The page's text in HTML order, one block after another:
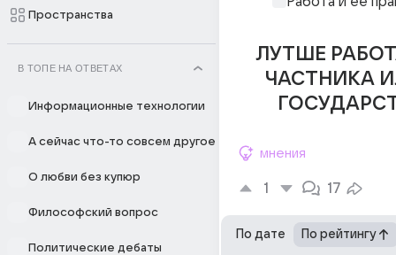
Пространства
В ТОПЕ НА ОТВЕТАХ
Информационные технологии
А сейчас что-то совсем другое
О любви без купюр
Философский вопрос
Политические дебаты
ЛУТШЕ
ЧАСТНИКА
мнения
1 17
По дате По рейтингу